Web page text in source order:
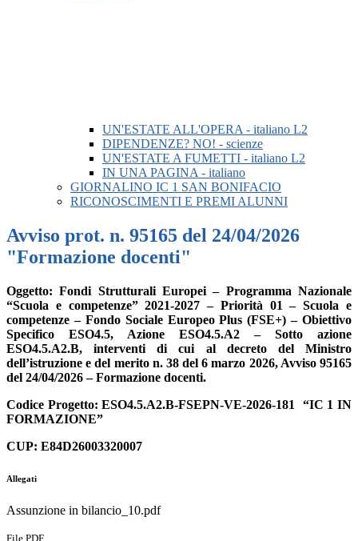
UN'ESTATE ALL'OPERA - italiano L2
DIPENDENZE? NO! - scienze
UN'ESTATE A FUMETTI - italiano L2
IN UNA PAGINA - italiano
GIORNALINO IC 1 SAN BONIFACIO
RICONOSCIMENTI E PREMI ALUNNI
Avviso prot. n. 95165 del 24/04/2026
"Formazione docenti"
Oggetto: Fondi Strutturali Europei – Programma Nazionale
“Scuola e competenze” 2021-2027 – Priorità 01 – Scuola e
competenze – Fondo Sociale Europeo Plus (FSE+) – Obiettivo
Specifico ESO4.5, Azione ESO4.5.A2 – Sotto azione
ESO4.5.A2.B, interventi di cui al decreto del Ministro
dell’istruzione e del merito n. 38 del 6 marzo 2026, Avviso 95165
del 24/04/2026 – Formazione docenti.
Codice Progetto: ESO4.5.A2.B-FSEPN-VE-2026-181
“IC 1 IN
FORMAZIONE”
CUP: E84D26003320007
Allegati
Assunzione in bilancio_10.pdf
File PDF